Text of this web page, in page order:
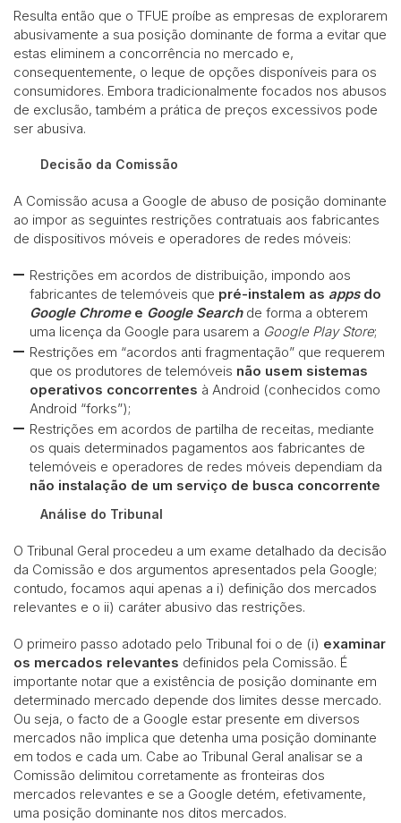
Resulta então que o TFUE proíbe as empresas de explorarem
abusivamente a sua posição dominante de forma a evitar que
estas eliminem a concorrência no mercado e,
consequentemente, o leque de opções disponíveis para os
consumidores. Embora tradicionalmente focados nos abusos
de exclusão, também a prática de preços excessivos pode
ser abusiva.
Decisão da Comissão
A Comissão acusa a Google de abuso de posição dominante
ao impor as seguintes restrições contratuais aos fabricantes
de dispositivos móveis e operadores de redes móveis:
Restrições em acordos de distribuição, impondo aos
fabricantes de telemóveis que pré-instalem as appsdo
Google Chromee Google Searchde forma a obterem
uma licença da Google para usarem a Google Play Store;
Restrições em “acordos anti fragmentação” que requerem
que os produtores de telemóveis não usem sistemas
operativos concorrentes à Android (conhecidos como
Android “forks”);
Restrições em acordos de partilha de receitas, mediante
os quais determinados pagamentos aos fabricantes de
telemóveis e operadores de redes móveis dependiam da
não instalação de um serviço de busca concorrente
Análise do Tribunal
O Tribunal Geral procedeu a um exame detalhado da decisão
da Comissão e dos argumentos apresentados pela Google;
contudo, focamos aqui apenas a i) definição dos mercados
relevantes e o ii) caráter abusivo das restrições.
O primeiro passo adotado pelo Tribunal foi o de (i) examinar
os mercados relevantes definidos pela Comissão. É
importante notar que a existência de posição dominante em
determinado mercado depende dos limites desse mercado.
Ou seja, o facto de a Google estar presente em diversos
mercados não implica que detenha uma posição dominante
em todos e cada um. Cabe ao Tribunal Geral analisar se a
Comissão delimitou corretamente as fronteiras dos
mercados relevantes e se a Google detém, efetivamente,
uma posição dominante nos ditos mercados.